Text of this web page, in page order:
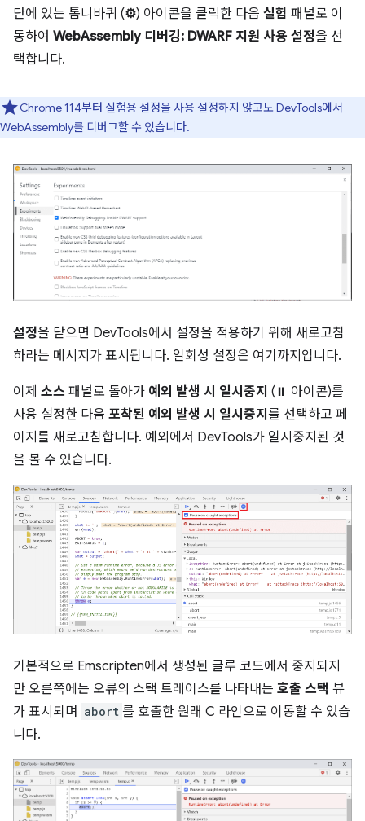
단에 있는 톱니바퀴 (⚙) 아이콘을 클릭한 다음 실험 패널로 이
동하여 WebAssembly 디버깅: DWARF 지원 사용 설정을 선
택합니다.
Chrome 114부터 실험용 설정을 사용 설정하지 않고도 DevTools에서
WebAssembly를 디버그할 수 있습니다.
설정을 닫으면 DevTools에서 설정을 적용하기 위해 새로고침
하라는 메시지가 표시됩니다. 일회성 설정은 여기까지입니다.
이제 소스 패널로 돌아가 예외 발생 시 일시중지 (⏸ 아이콘)를
사용 설정한 다음 포착된 예외 발생 시 일시중지 를 선택하고 페
이지를 새로고침합니다. 예외에서 DevTools가 일시중지된 것
을 볼 수 있습니다.
기본적으로 Emscripten에서 생성된 글루 코드에서 중지되지
만 오른쪽에는 오류의 스택 트레이스를 나타내는 호출 스택 뷰
가 표시되며
abort 를 호출한 원래 C 라인으로 이동할 수 있습
니다.